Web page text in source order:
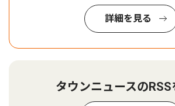
詳細を見る
タウンニュースの